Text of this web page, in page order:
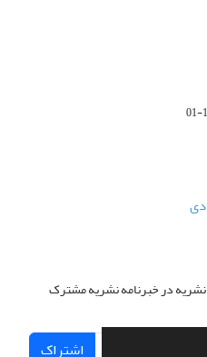
نشریه در خبرنامه نشریه مشترک
اشتراک